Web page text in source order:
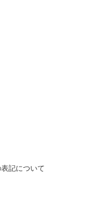
記について